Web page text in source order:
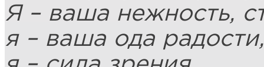
Я – ваша нежность,
я – ваша ода радости,